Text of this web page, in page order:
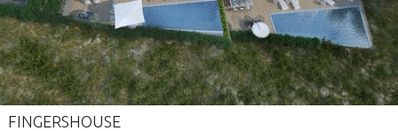
FINGERSHOUSE